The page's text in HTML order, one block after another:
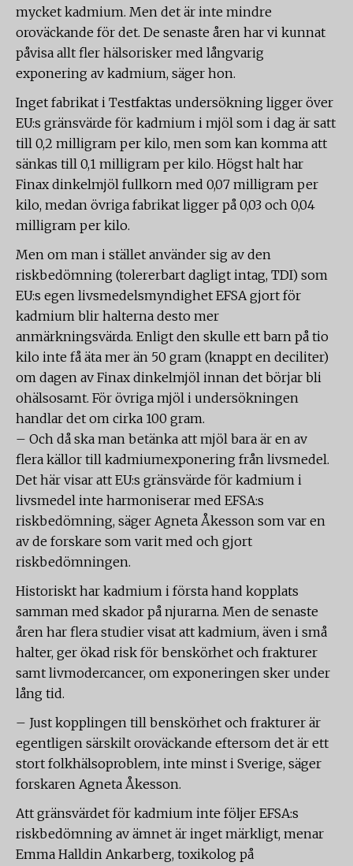
mycket kadmium. Men det är inte mindre
oroväckande för det. De senaste åren har vi kunnat
påvisa allt fler hälsorisker med långvarig
exponering av kadmium, säger hon.
Inget fabrikat i Testfaktas undersökning ligger över
EU:s gränsvärde för kadmium i mjöl som i dag är satt
till 0,2 milligram per kilo, men som kan komma att
sänkas till 0,1 milligram per kilo. Högst halt har
Finax dinkelmjöl fullkorn med 0,07 milligram per
kilo, medan övriga fabrikat ligger på 0,03 och 0,04
milligram per kilo.
Men om man i stället använder sig av den
riskbedömning (tolererbart dagligt intag, TDI) som
EU:s egen livsmedelsmyndighet EFSA gjort för
kadmium blir halterna desto mer
anmärkningsvärda. Enligt den skulle ett barn på tio
kilo inte få äta mer än 50 gram (knappt en deciliter)
om dagen av Finax dinkelmjöl innan det börjar bli
ohälsosamt. För övriga mjöl i undersökningen
handlar det om cirka 100 gram.
– Och då ska man betänka att mjöl bara är en av
flera källor till kadmiumexponering från livsmedel.
Det här visar att EU:s gränsvärde för kadmium i
livsmedel inte harmoniserar med EFSA:s
riskbedömning, säger Agneta Åkesson som var en
av de forskare som varit med och gjort
riskbedömningen.
Historiskt har kadmium i första hand kopplats
samman med skador på njurarna. Men de senaste
åren har flera studier visat att kadmium, även i små
halter, ger ökad risk för benskörhet och frakturer
samt livmodercancer, om exponeringen sker under
lång tid.
– Just kopplingen till benskörhet och frakturer är
egentligen särskilt oroväckande eftersom det är ett
stort folkhälsoproblem, inte minst i Sverige, säger
forskaren Agneta Åkesson.
Att gränsvärdet för kadmium inte följer EFSA:s
riskbedömning av ämnet är inget märkligt, menar
Emma Halldin Ankarberg, toxikolog på